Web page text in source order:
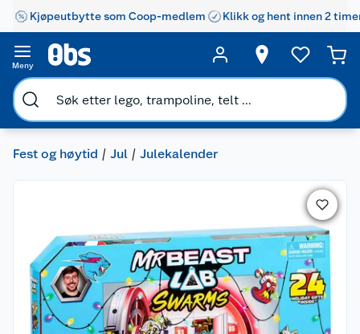
Kjøpeutbytte som Coop-medlem Klikk og hent innen 2
Meny
Fest og høytid Jul Julekalender